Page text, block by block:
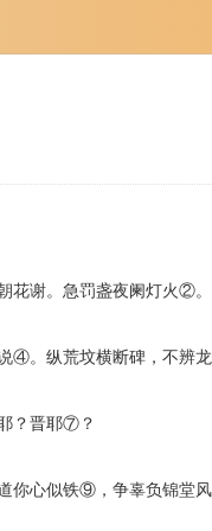
谢。急罚盏夜阑灯火②。
④。纵荒坟横断碑，不辨
？晋耶⑦？
你心似铁⑨，争辜负锦堂